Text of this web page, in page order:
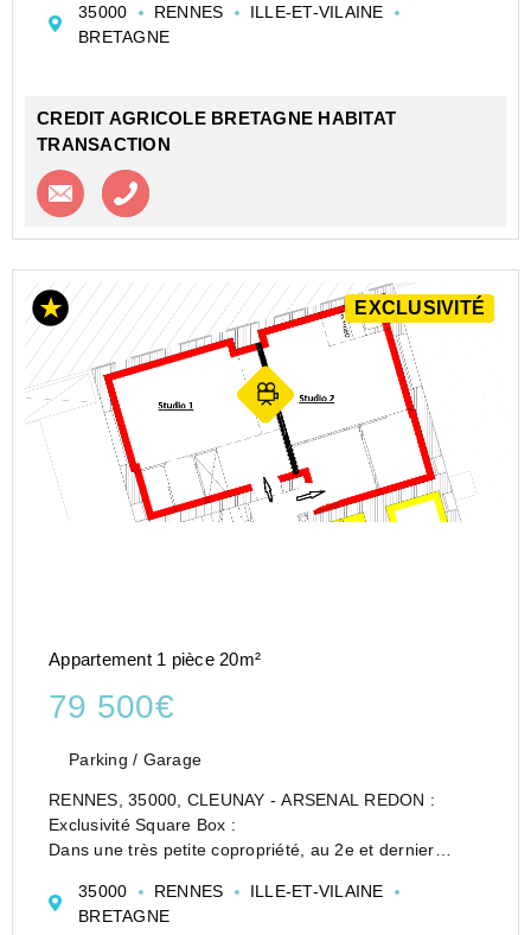
bordée de maisons et à 300 mètres de la ligne B du
métro, idéal pour un premie...
35000 RENNES
ILLE-ET-VILAINE
BRETAGNE
CREDIT AGRICOLE BRETAGNE HABITAT
TRANSACTION
Contacter l'agence
EXCLUSIVITÉ
Appartement 1 pièce 20m²
79 500€
Parking / Garage
RENNES, 35000, CLEUNAY - ARSENAL REDON :
Exclusivité Square Box :
Dans une très petite copropriété, au 2e et dernier
bordée de maisons et à 300 mètres de la ligne B du
métro, idéal pour un premie...
35000 RENNES
ILLE-ET-VILAINE
BRETAGNE